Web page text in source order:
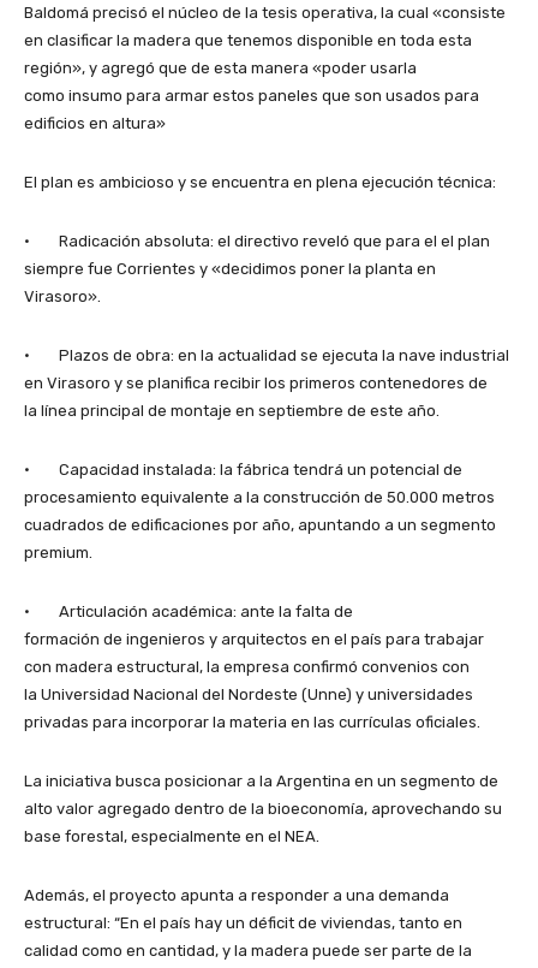
Baldomá precisó el núcleo de la tesis operativa, la cual «consiste
en clasificar la madera que tenemos disponible en toda esta
región», y agregó que de esta manera «poder usarla
como insumo para armar estos paneles que son usados para
edificios en altura»
El plan es ambicioso y se encuentra en plena ejecución técnica:
· Radicación absoluta: el directivo reveló que para el el plan
siempre fue Corrientes y «decidimos poner la planta en
Virasoro».
· Plazos de obra: en la actualidad se ejecuta la nave industrial
en Virasoro y se planifica recibir los primeros contenedores de
la línea principal de montaje en septiembre de este año.
· Capacidad instalada: la fábrica tendrá un potencial de
procesamiento equivalente a la construcción de 50.000 metros
cuadrados de edificaciones por año, apuntando a un segmento
premium.
· Articulación académica: ante la falta de
formación de ingenieros y arquitectos en el país para trabajar
con madera estructural, la empresa confirmó convenios con
la Universidad Nacional del Nordeste (Unne) y universidades
privadas para incorporar la materia en las currículas oficiales.
La iniciativa busca posicionar a la Argentina en un segmento de
alto valor agregado dentro de la bioeconomía, aprovechando su
base forestal, especialmente en el NEA.
Además, el proyecto apunta a responder a una demanda
estructural: “En el país hay un déficit de viviendas, tanto en
calidad como en cantidad, y la madera puede ser parte de la